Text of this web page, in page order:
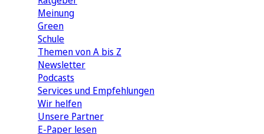
Meinung
Green
Schule
Themen von A bis Z
Newsletter
Podcasts
Services und Empfehlungen
Wir helfen
Unsere Partner
E-Paper lesen